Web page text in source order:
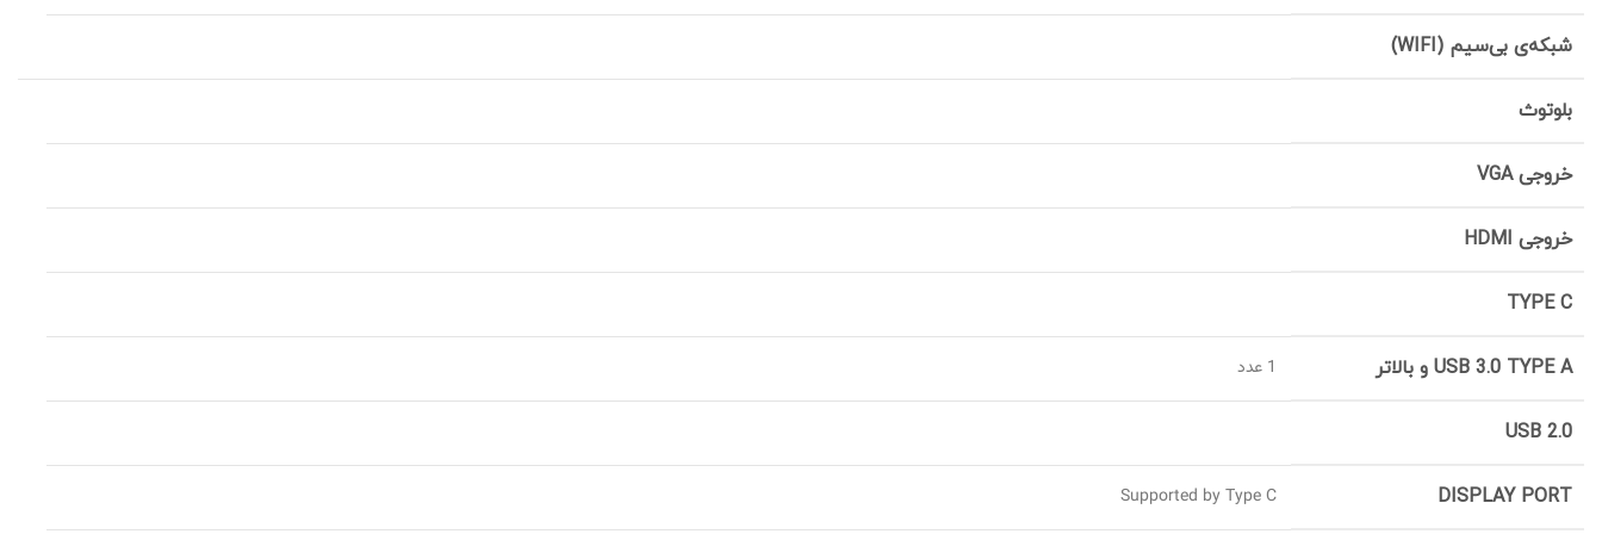
شبکه‌ی بی‌سیم (WIFI)
بلوتوث
خروجی VGA
خروجی HDMI
TYPE C
USB 3.0 TYPE A و بالاتر 1 عدد
USB 2.0
DISPLAY PORT
Supported by Type C